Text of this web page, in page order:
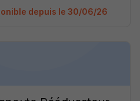
depuis le 30/06/26